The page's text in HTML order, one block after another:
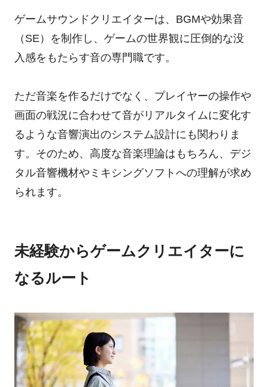
ゲームサウンドクリエイターは、BGMや効果音
（SE）を制作し、ゲームの世界観に圧倒的な没
入感をもたらす音の専門職です。
ただ音楽を作るだけでなく、プレイヤーの操作や
画面の戦況に合わせて音がリアルタイムに変化す
るような音響演出のシステム設計にも関わりま
す。そのため、高度な音楽理論はもちろん、デジ
タル音響機材やミキシングソフトへの理解が求め
られます。
未経験からゲームクリエイターに
なるルート